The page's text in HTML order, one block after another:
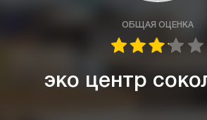
ОБЩАЯ ОЦЕНКА
эко центр